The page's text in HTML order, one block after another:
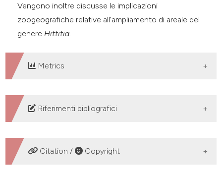
Vengono inoltre discusse le implicazioni
zoogeografiche relative all’ampliamento di areale del
genere Hittitia
Metrics
DOWNLOADS
Riferimenti bibliografici
CASALE A., GIACHINO P.M., VAILATI D., RAMPINI M.,
1991 - Note sulla linea filetica di Phaneropella Jeannel,
Citation / Copyright